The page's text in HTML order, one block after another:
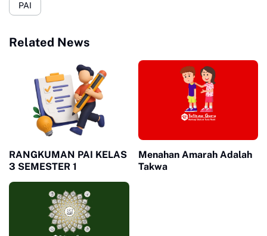
PAI
Related News
RANGKUMAN PAI KELAS
3 SEMESTER 1
Menahan Amarah Adalah
Takwa